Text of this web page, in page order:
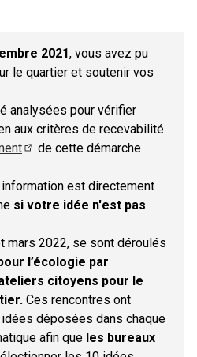
2021, vous avez pu
le quartier et soutenir vos
analysées pour vérifier
aux critères de recevabilité
de cette démarche
est directement
si votre idée n'est pas
mars 2022, se sont déroulés
l’écologie par
citoyens pour le
Ces rencontres ont
déposées dans chaque
afin que les bureaux